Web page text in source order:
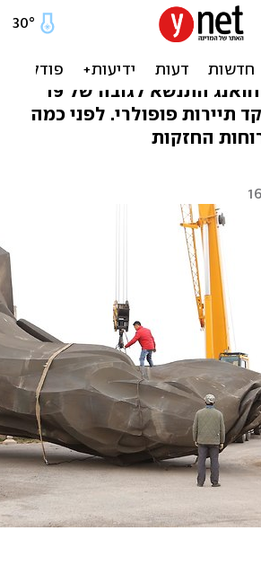
הפילה את פסל
פסלו של צ'ין שי חואנג התנשא לגובה של 19
תיירות פופולרי. לפני כמה
החזקות